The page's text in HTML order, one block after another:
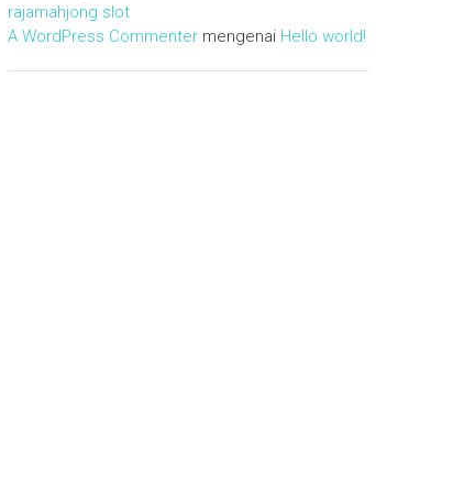
rajamahjong slot
A WordPress Commenter mengenai Hello world!